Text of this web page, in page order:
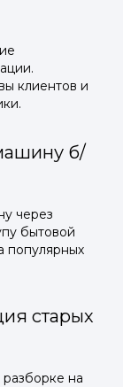
клиентов и
б/
через
бытовой
популярных
старых
на